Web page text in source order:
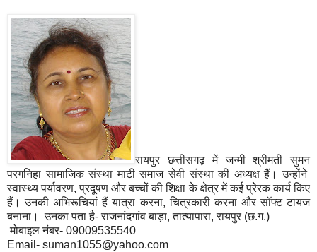
रायपुर छत्तीसगढ़ में जन्मी श्रीमती सुमन
परगनिहा सामाजिक संस्था माटी समाज सेवी संस्था की अध्यक्ष हैं। उन्होंने
स्वास्थ्य पर्यावरण, प्रदूषण और बच्चों की शिक्षा के क्षेत्र में कई प्रेेरक कार्य किए
हैं। उनकी अभिरूचियां हैं यात्रा करना, चित्रकारी करना और सॉफ्ट टायज
बनाना। उनका पता है- राजनांदगांव बाड़ा, तात्यापारा, रायपुर (छ.ग.)
मोबाइल नंबर- 09009535540
Email- suman1055@yahoo.com